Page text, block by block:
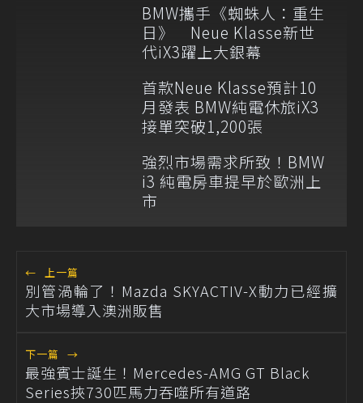
BMW攜手《蜘蛛人：重生
日》 Neue Klasse新世
代iX3躍上大銀幕
首款Neue Klasse預計10
月發表 BMW純電休旅iX3
接單突破1,200張
強烈市場需求所致！BMW
i3 純電房車提早於歐洲上
市
← 上一篇
別管渦輪了！Mazda SKYACTIV-X動力已經擴
大市場導入澳洲販售
下一篇 →
最強賓士誕生！Mercedes-AMG GT Black
Series挾730匹馬力吞噬所有道路